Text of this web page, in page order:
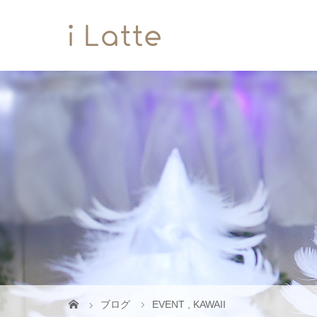
ブログ EVENT KAWAII